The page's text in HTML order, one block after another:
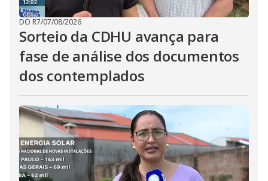
DO R7/07/08/2026
Sorteio da CDHU avança para
fase de análise dos documentos
dos contemplados